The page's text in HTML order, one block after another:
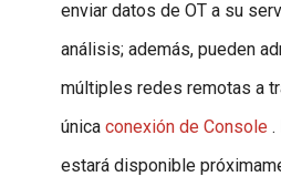
enviar datos de OT a su
análisis; además, pueden
múltiples redes remotas a
única conexión de Console .
estará disponible